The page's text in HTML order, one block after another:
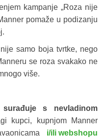
kampanje „Roza nije
pomaže u podizanju
samo boja tvrtke, nego
se roza svakako ne
više.
s nevladinom
kupci, kupnjom Manner
i/ili webshopu